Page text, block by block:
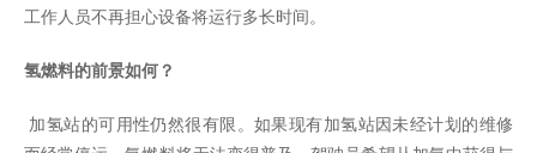
工作人员不再担心设备将运行多长时间。
氢燃料的前景如何？
加氢站的可用性仍然很有限。如果现有加氢站因未经计划的维修